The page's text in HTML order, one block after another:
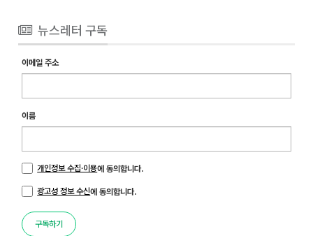
뉴스레터 구독
이메일 주소
이름
개인정보 수집·이용에 동의합니다.
광고성 정보 수신에 동의합니다.
구독하기